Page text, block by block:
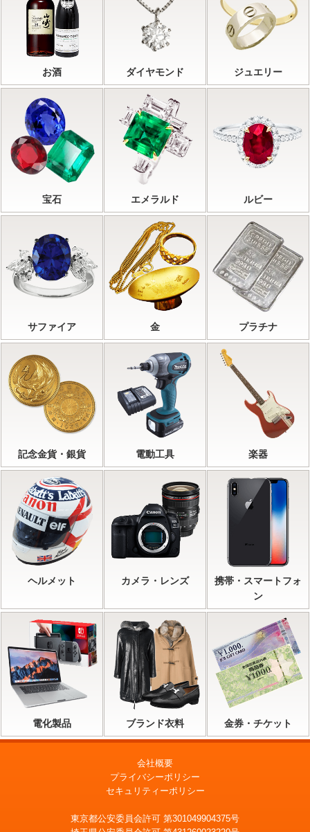
お酒 ダイヤモンド ジュエリー
宝石 エメラルド ルビー
サファイア 金 プラチナ
記念金貨・銀貨 電動工具 楽器
ヘルメット カメラ・レンズ
携帯・スマートフォ
ン
電化製品 ブランド衣料 金券・チケット
会社概要
プライバシーポリシー
セキュリティーポリシー
東京都公安委員会許可 第301049904375号